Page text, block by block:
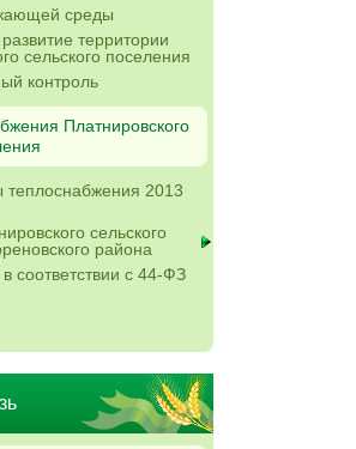
среды
территории
сельского поселения
контроль
Платнировского
теплоснабжения 2013
сельского
района
соответствии с 44-ФЗ